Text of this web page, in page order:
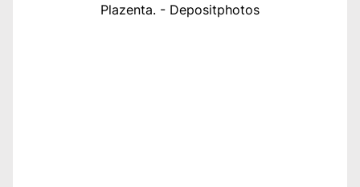
Plazenta. - Depositphotos